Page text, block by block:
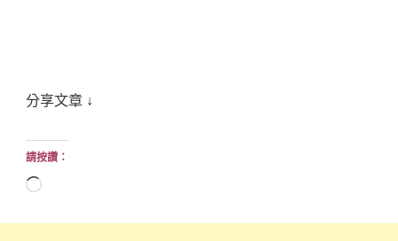
分享文章 ↓
請按讚：
正